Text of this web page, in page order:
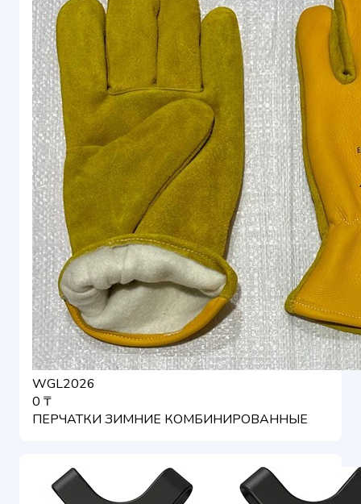
WGL2026
0 ₸
ПЕРЧАТКИ ЗИМНИЕ КОМБИНИРОВАННЫЕ